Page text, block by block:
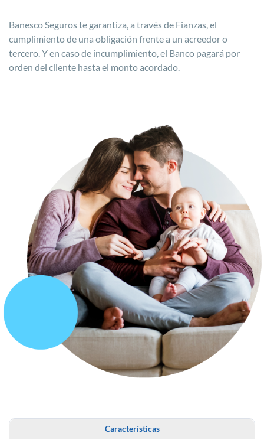
Banesco Seguros te garantiza, a través de Fianzas, el
cumplimiento de una obligación frente a un acreedor o
tercero. Y en caso de incumplimiento, el Banco pagará por
orden del cliente hasta el monto acordado.
Características